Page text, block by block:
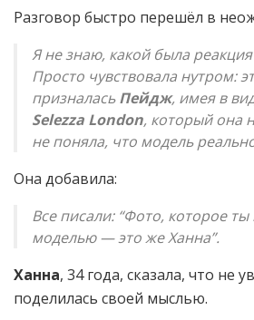
Разговор быстро перешёл в
Я не знаю, какой была
Просто чувствовала нутром:
призналасьПейдж, имея в
Selezza London, который она
не поняла, что модель
Она добавила:
Все писали: “Фото, которое
моделью — это же Ханна”.
Ханна, 34 года, сказала, что не
поделилась своей мыслью.